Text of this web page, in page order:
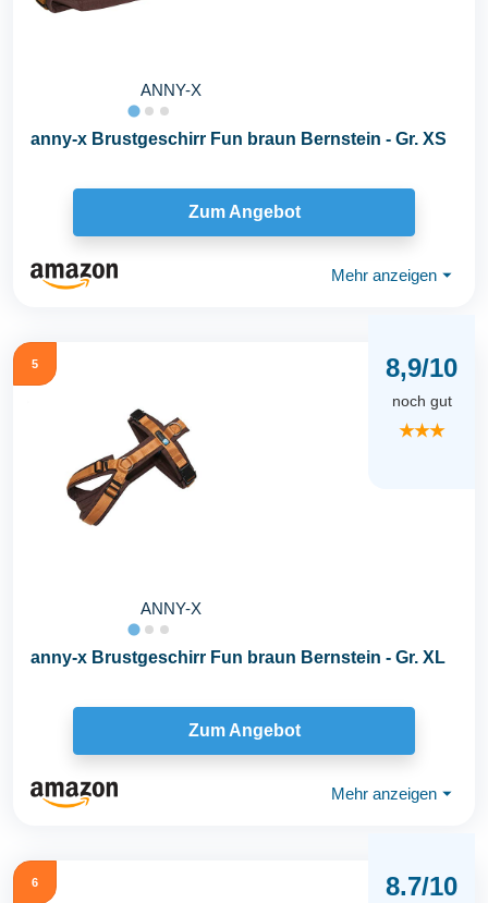
ANNY-X
anny-x Brustgeschirr Fun braun Bernstein - Gr. XS
Zum Angebot
Mehr anzeigen ⏷
5
ANNY-X
8,9/10
noch gut
★★★
anny-x Brustgeschirr Fun braun Bernstein - Gr. XL
Zum Angebot
Mehr anzeigen ⏷
6 8.7/10